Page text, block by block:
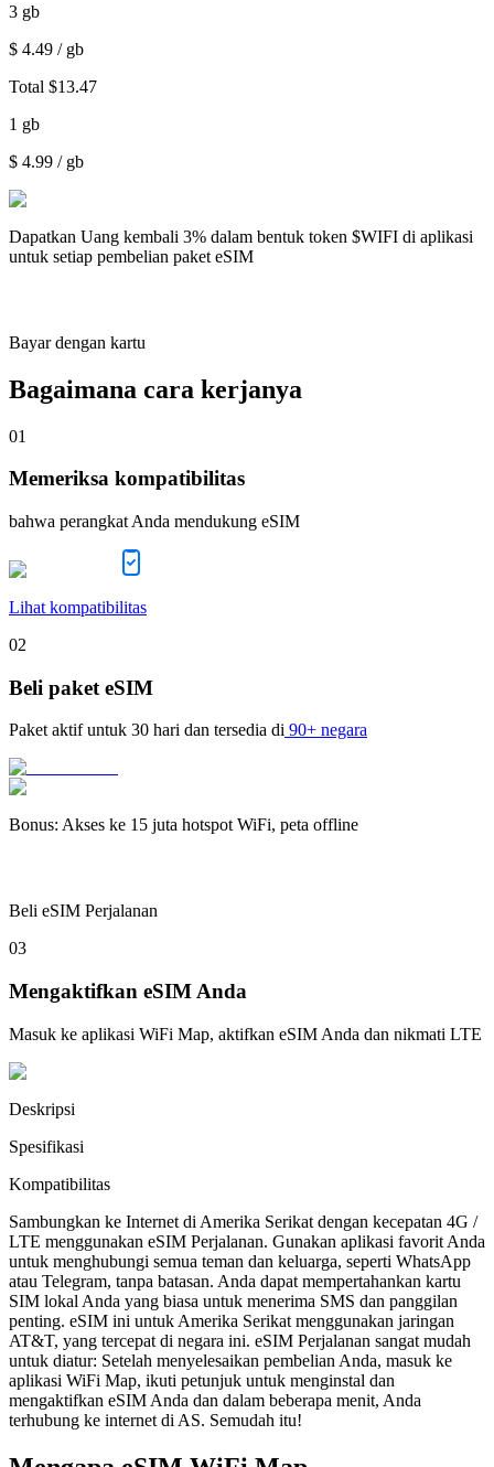
3 gb
$ 4.49 / gb
Total $13.47
1 gb
$ 4.99 / gb
Dapatkan Uang kembali 3% dalam bentuk token $WIFI di aplikasi
untuk setiap pembelian paket eSIM
Bayar dengan kartu
Bagaimana cara kerjanya
01
Memeriksa kompatibilitas
bahwa perangkat Anda mendukung eSIM
Lihat kompatibilitas
02
Beli paket eSIM
Paket aktif untuk 30 hari dan tersedia di 90+ negara
Bonus: Akses ke 15 juta hotspot WiFi, peta offline
Beli eSIM Perjalanan
03
Mengaktifkan eSIM Anda
Masuk ke aplikasi WiFi Map, aktifkan eSIM Anda dan nikmati LTE
Deskripsi
Spesifikasi
Kompatibilitas
Sambungkan ke Internet di Amerika Serikat dengan kecepatan 4G /
LTE menggunakan eSIM Perjalanan. Gunakan aplikasi favorit Anda
untuk menghubungi semua teman dan keluarga, seperti WhatsApp
atau Telegram, tanpa batasan. Anda dapat mempertahankan kartu
SIM lokal Anda yang biasa untuk menerima SMS dan panggilan
penting. eSIM ini untuk Amerika Serikat menggunakan jaringan
AT&T, yang tercepat di negara ini. eSIM Perjalanan sangat mudah
untuk diatur: Setelah menyelesaikan pembelian Anda, masuk ke
aplikasi WiFi Map, ikuti petunjuk untuk menginstal dan
mengaktifkan eSIM Anda dan dalam beberapa menit, Anda
terhubung ke internet di AS. Semudah itu!